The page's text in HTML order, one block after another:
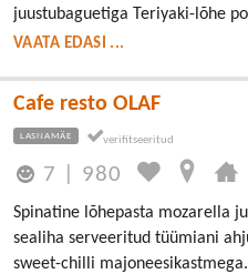
juustubaguetiga Teriyaki-lõhe
VAATA EDASI ...
Cafe resto OLAF
LASNAMÄE
7 980
Spinatine lõhepasta mozarella
sealiha serveeritud tüümiani
sweet-chilli majoneesikastmega.